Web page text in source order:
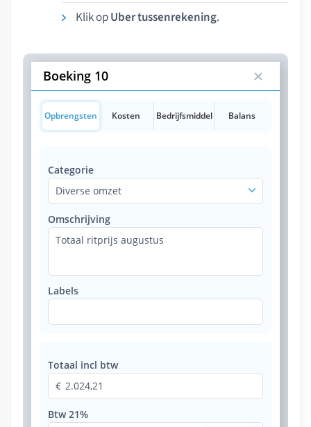
Klik opUber tussenrekening.
Boeking 10
Opbrengsten Kosten Bedrijfsmiddel Balans
Categorie
Diverse omzet
Omschrijving
Totaal ritprijs augustus
Labels
Totaal incl btw
2.024,21
Btw 21%